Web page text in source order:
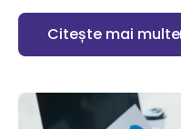
Citește mai multe